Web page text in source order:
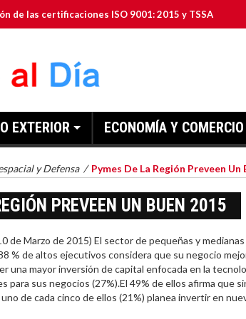
ISO 9001: 2015 y TSSA
EXTERIOR ECONOMÍA Y
y Defensa / Pymes De La Región Preveen Un
PREVEEN UN BUEN 2015
de Marzo de 2015) El sector de pequeñas y
% de altos ejecutivos considera que su negocio
una mayor inversión de capital enfocada en la
para sus negocios (27%).El 49% de ellos afirma que
de cada cinco de ellos (21%) planea invertir en